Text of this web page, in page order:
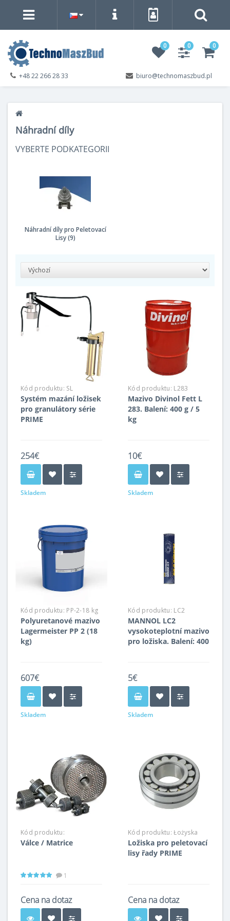
0 0 0
biuro@technomaszbud.pl
+48 22 266 28 33
Náhradní díly
VYBERTE PODKATEGORII
Náhradní díly pro Peletovací
Lisy (9)
Kód produktu: SL
Systém mazání ložisek
pro granulátory série
PRIME
254€
Skladem
Kód produktu: L283
Mazivo Divinol Fett L
283. Balení: 400 g / 5
kg
10€
Skladem
Kód produktu: PP-2-18 kg
Polyuretanové mazivo
Lagermeister PP 2 (18
kg)
607€
Skladem
Kód produktu: LC2
MANNOL LC2
vysokoteplotní mazivo
pro ložiska. Balení: 400
5€
Skladem
Kód produktu:
Rolki/Matryce
Válce / Matrice
1
Cena na dotaz
Kód produktu:Łożyska
Ložiska pro peletovací
lisy řady PRIME
Cena na dotaz